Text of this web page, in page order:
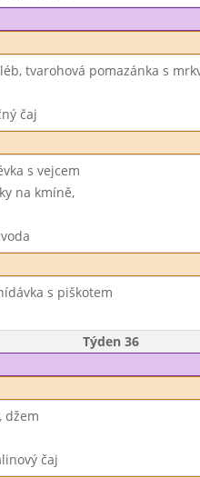
tvarohová pomazánka s
čaj
s vejcem
na kmíně,
s piškotem
Týden 36
džem
čaj